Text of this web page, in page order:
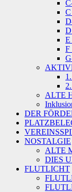
C
E
F
ALTE
DER
NOSTALGIE
ALTE
DIES
FLUTLICHT